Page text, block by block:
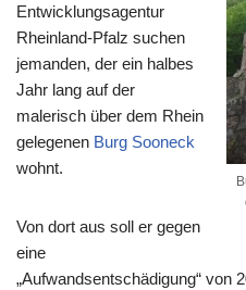
Entwicklungsagentur
Rheinland-Pfalz suchen
jemanden, der ein halbes
Jahr lang auf der
malerisch über dem Rhein
gelegenen Burg Sooneck
wohnt.
Von dort aus soll er gegen
eine
„Aufwandsentschädigung“ von